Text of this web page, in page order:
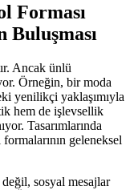
Forması
Ancak ünlü
Örneğin, bir moda
yenilikçi yaklaşımıyla
hem de işlevsellik
Tasarımlarında
geleneksel
değil, sosyal mesajlar